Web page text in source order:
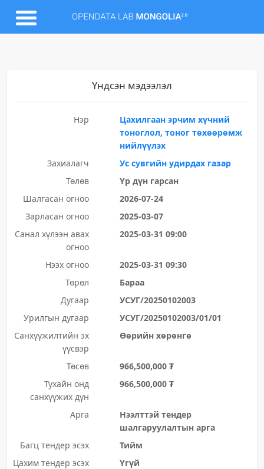
Үндсэн мэдээлэл
Нэр
Цахилгаан эрчим хүчний
тоноглол, тоног төхөөрөмж
нийлүүлэх
Захиалагч
Ус сувгийн удирдах газар
Төлөв
Үр дүн гарсан
Шалгасан огноо
2026-07-24
Зарласан огноо
2025-03-07
Санал хүлээн авах
огноо
2025-03-31 09:00
Нээх огноо
2025-03-31 09:30
Төрөл
Бараа
Дугаар
УСУГ/20250102003
Урилгын дугаар
УСУГ/20250102003/01/01
Санхүүжилтийн эх
үүсвэр
Өөрийн хөрөнгө
Төсөв
966,500,000 ₮
Тухайн онд
санхүүжих дүн
966,500,000 ₮
Арга
Нээлттэй тендер
шалгаруулалтын арга
Багц тендер эсэх
Тийм
Цахим тендер эсэх
Үгүй